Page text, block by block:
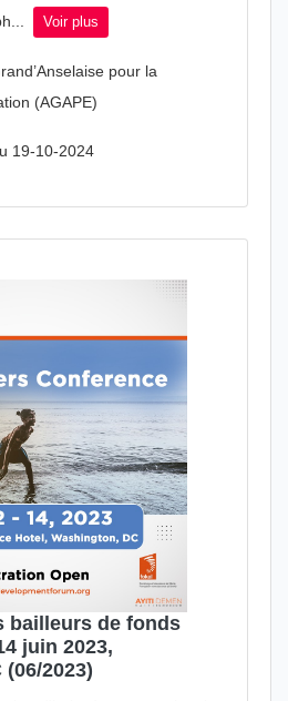
Voir plus
pour la
(AGAPE)
19-10-2024
bailleurs de fonds
juin 2023,
2023)